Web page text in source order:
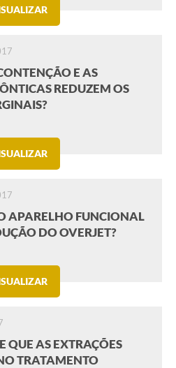
E AS
REDUZEM OS
APARELHO FUNCIONAL
DO OVERJET?
QUE AS EXTRAÇÕES
TRATAMENTO